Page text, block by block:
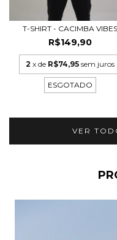
T-SHIRT - CACIMBA VIBES
R$149,90
2 x de R$74,95 sem juros
ESGOTADO
VER